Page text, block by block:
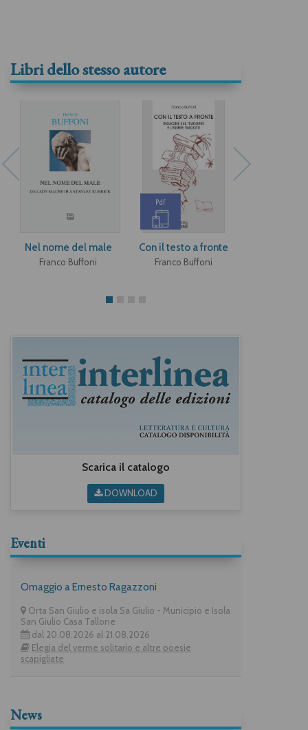
Libri dello stesso autore
Nel nome del male
Franco Buffoni
Pdf
Con il testo a fronte
Franco Buffoni
Scarica il catalogo
DOWNLOAD
Eventi
Omaggio a Ernesto Ragazzoni
Orta San Giulio e isola Sa Giulio - Municipio e Isola
San Giulio Casa Tallone
dal 20.08.2026 al 21.08.2026
Elegia del verme solitario e altre poesie
scapigliate
News